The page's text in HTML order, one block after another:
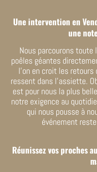
Une intervention en
une
Nous parcourons toute
poêles géantes
l’on en croit les
ressent dans l’assiette.
est pour nous la plus
notre exigence au
qui nous pousse à
événement
Réunissez vos proches